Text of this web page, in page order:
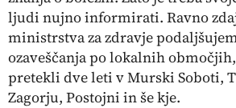
ljudi nujno informirati. Ravno
ministrstva za zdravje
ozaveščanja po lokalnih
pretekli dve leti v Murski Soboti,
Zagorju, Postojni in še kje.